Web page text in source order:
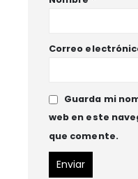
Correo
Guarda mi
web en este
que comente.